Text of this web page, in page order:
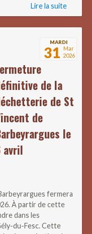
Lire la suite
MARDI
31 Mar
2026
de la
de St
de
le
avril
fermera
À partir de cette
dans les
du-Fesc. Cette